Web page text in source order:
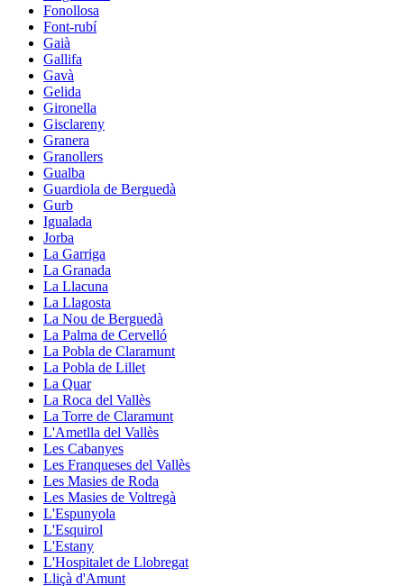
Fonollosa
Font-rubí
Gaià
Gallifa
Gavà
Gelida
Gironella
Gisclareny
Granera
Granollers
Gualba
Guardiola de Berguedà
Gurb
Igualada
Jorba
La Garriga
La Granada
La Llacuna
La Llagosta
La Nou de Berguedà
La Palma de Cervelló
La Pobla de Claramunt
La Pobla de Lillet
La Quar
La Roca del Vallès
La Torre de Claramunt
L'Ametlla del Vallès
Les Cabanyes
Les Franqueses del Vallès
Les Masies de Roda
Les Masies de Voltregà
L'Espunyola
L'Esquirol
L'Estany
L'Hospitalet de Llobregat
Lliçà d'Amunt